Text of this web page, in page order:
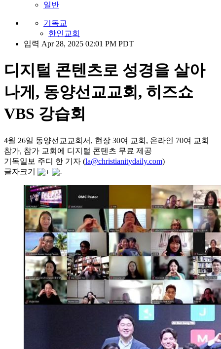
일반
기독교
한인교회
입력 Apr 28, 2025 02:01 PM PDT
디지털 콘텐츠로 성경을 살아
나게, 동양선교교회, 히즈쇼
VBS 강습회
4월 26일 동양선교교회서, 현장 30여 교회, 온라인 70여 교회
참가, 참가 교회에 디지털 콘텐츠 무료 제공
기독일보 주디 한 기자 (la@christianitydaily.com)
글자크기